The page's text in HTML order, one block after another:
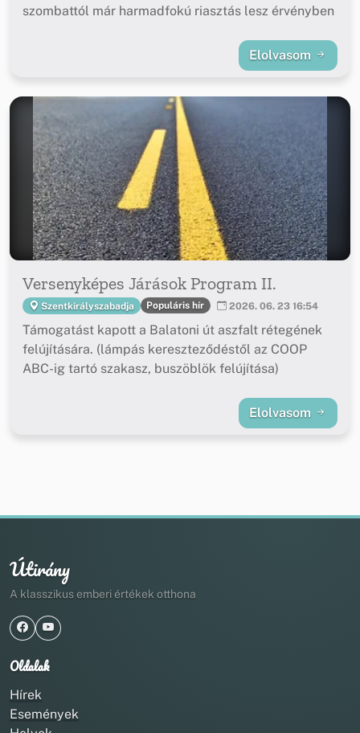
szombattól már harmadfokú riasztás lesz érvényben
Elolvasom
Versenyképes Járások Program II.
Szentkirályszabadja Populáris hír 2026. 06. 23 16:54
Támogatást kapott a Balatoni út aszfalt rétegének
felújítására. (lámpás kereszteződéstől az COOP
ABC-ig tartó szakasz, buszöblök felújítása)
Elolvasom
Útirány
A klasszikus emberi értékek otthona
Oldalak
Hírek
Események